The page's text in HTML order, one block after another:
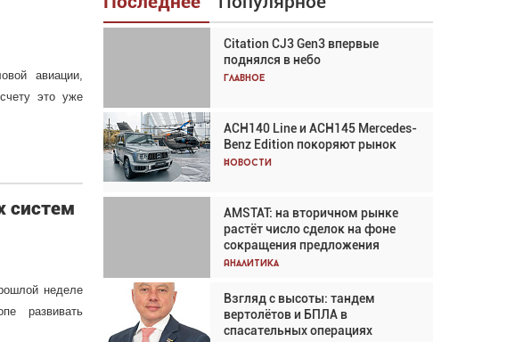
авиации,
это уже
систем
неделе
развивать
Citation CJ3 Gen3 впервые
поднялся в небо
Главное
ACH140 Line и ACH145 Mercedes-
Benz Edition покоряют рынок
Новости
AMSTAT: на вторичном рынке
растёт число сделок на фоне
сокращения предложения
Аналитика
Взгляд с высоты: тандем
вертолётов и БПЛА в
спасательных операциях
Взгляд с высоты: тандем
вертолётов и БПЛА в
спасательных операциях
Авиационный фотограф Дэйв
Кох: «Фотография говорит сама
за себя... а ИИ всё портит»
В городах чемпионата мира
наблюдался подъём, хотя
общий трафик снизился
Аналитика
Частный самолёт – это актив.
Подходите к покупке
соответствующим образом